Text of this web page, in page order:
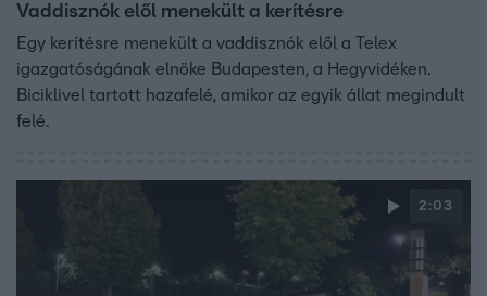
Vaddisznók elől menekült a kerítésre
Egy kerítésre menekült a vaddisznók elől a Telex
igazgatóságának elnöke Budapesten, a Hegyvidéken.
Biciklivel tartott hazafelé, amikor az egyik állat megindult
felé.
2:03